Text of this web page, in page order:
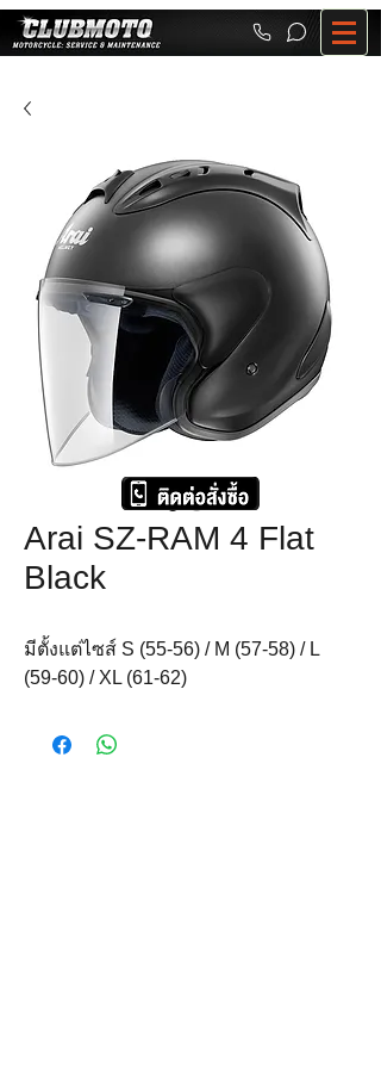
Arai SZ-RAM 4 Flat
Black
มีตั้งแต่ไซส์ S (55-56) / M (57-58) / L
(59-60) / XL (61-62)